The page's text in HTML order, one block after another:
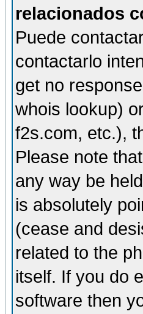
relacionados
Puede
contactarlo
get no
whois lookup)
f2s.com, etc.),
Please note
any way be
is absolutely
(cease and
related to the
itself. If you do
software then